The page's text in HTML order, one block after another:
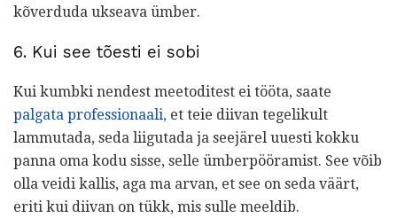
kõverduda ukseava ümber.
6. Kui see tõesti ei sobi
Kui kumbki nendest meetoditest ei tööta, saate
palgata professionaali, et teie diivan tegelikult
lammutada, seda liigutada ja seejärel uuesti kokku
panna oma kodu sisse, selle ümberpööramist. See võib
olla veidi kallis, aga ma arvan, et see on seda väärt,
eriti kui diivan on tükk, mis sulle meeldib.